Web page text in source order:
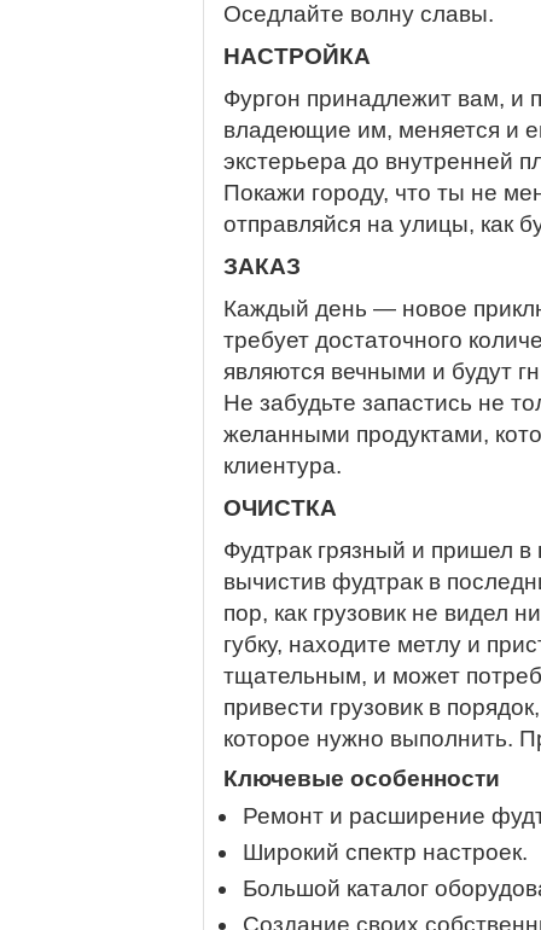
Оседлайте волну славы.
НАСТРОЙКА
Фургон принадлежит вам, и
владеющие им, меняется и
экстерьера до внутренней
Покажи городу, что ты не
отправляйся на улицы, как
ЗАКАЗ
Каждый день — новое
требует достаточного
являются вечными и будут
Не забудьте запастись не
желанными продуктами,
клиентура.
ОЧИСТКА
Фудтрак грязный и пришел в
вычистив фудтрак в
пор, как грузовик не видел
губку, находите метлу и
тщательным, и может
привести грузовик в
которое нужно выполнить.
Ключевые особенности
Ремонт и расширение
Широкий спектр настроек.
Большой каталог
Создание своих